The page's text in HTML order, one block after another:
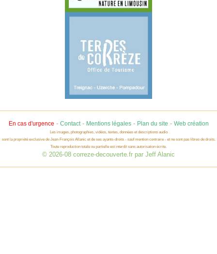
En cas d'urgence - Contact- Mentions légales- Plan du site - Web création
Les images, photographies, vidéos, textes, données et descriptions audio
sont la propriété exclusive de Jean-François Allanic et de ses ayants-droits - sauf mention contraire - et ne sont pas libres de droits.
Toute reproduction totale ou partielle est interdit sans autorisation écrite.
© 2026-08 correze-decouverte.fr par Jeff Alanic